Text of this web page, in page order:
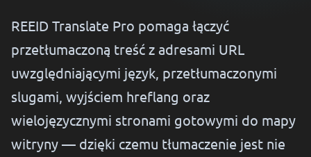
REEID Translate Pro pomaga łączyć
przetłumaczoną treść z adresami URL
uwzględniającymi język, przetłumaczonymi
slugami, wyjściem hreflang oraz
wielojęzycznymi stronami gotowymi do mapy
witryny — dzięki czemu tłumaczenie jest nie